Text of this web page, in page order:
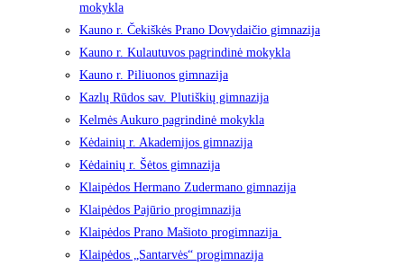
mokykla
Kauno r. Čekiškės Prano Dovydaičio gimnazija
Kauno r. Kulautuvos pagrindinė mokykla
Kauno r. Piliuonos gimnazija
Kazlų Rūdos sav. Plutiškių gimnazija
Kelmės Aukuro pagrindinė mokykla
Kėdainių r. Akademijos gimnazija
Kėdainių r. Šėtos gimnazija
Klaipėdos Hermano Zudermano gimnazija
Klaipėdos Pajūrio progimnazija
Klaipėdos Prano Mašioto progimnazija
Klaipėdos „Santarvės“ progimnazija